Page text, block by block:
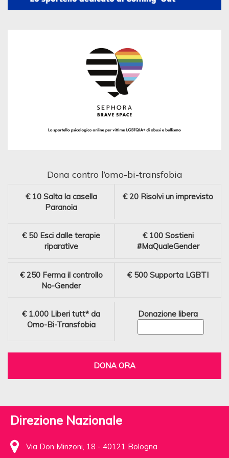
Dona contro l’omo-bi-transfobia
€ 10 Salta la casella
Paranoia
€ 20 Risolvi un imprevisto
€ 50 Esci dalle terapie
riparative
€ 100 Sostieni
#MaQualeGender
€ 250 Ferma il controllo
No-Gender
€ 500 Supporta LGBTI
€ 1.000 Liberi tutt* da
Omo-Bi-Transfobia
Donazione libera
DONA ORA
Direzione Nazionale
Via Don Minzoni, 18 - 40121 Bologna